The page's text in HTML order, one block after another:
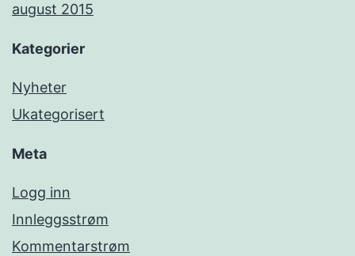
august 2015
Kategorier
Nyheter
Ukategorisert
Meta
Logg inn
Innleggsstrøm
Kommentarstrøm